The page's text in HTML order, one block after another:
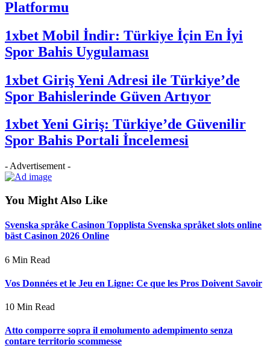
Platformu
1xbet Mobil İndir: Türkiye İçin En İyi
Spor Bahis Uygulaması
1xbet Giriş Yeni Adresi ile Türkiye’de
Spor Bahislerinde Güven Artıyor
1xbet Yeni Giriş: Türkiye’de Güvenilir
Spor Bahis Portali İncelemesi
- Advertisement -
You Might Also Like
Svenska språke Casinon Topplista Svenska språket slots online
bäst Casinon 2026 Online
6 Min Read
Vos Données et le Jeu en Ligne: Ce que les Pros Doivent Savoir
10 Min Read
Atto comporre sopra il emolumento adempimento senza
contare territorio scommesse